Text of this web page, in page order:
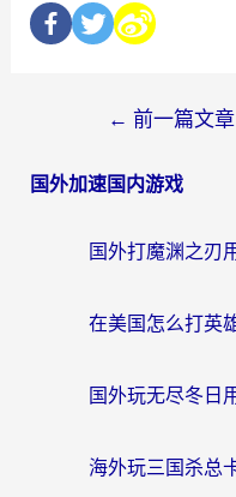
← 前一篇文章
国外加速国内游戏